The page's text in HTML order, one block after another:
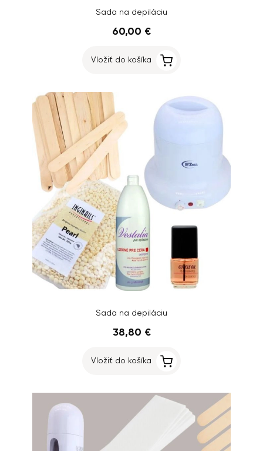
Sada na depiláciu
60,00 €
Vložiť do košíka
Sada na depiláciu
38,80 €
Vložiť do košíka